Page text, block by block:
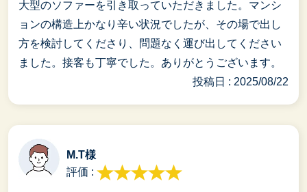
大型のソファーを引き取っていただきました。マンシ
ョンの構造上かなり辛い状況でしたが、その場で出し
方を検討してくださり、問題なく運び出してください
ました。接客も丁寧でした。ありがとうございます。
投稿日 : 2025/08/22
M.T様
評価 :